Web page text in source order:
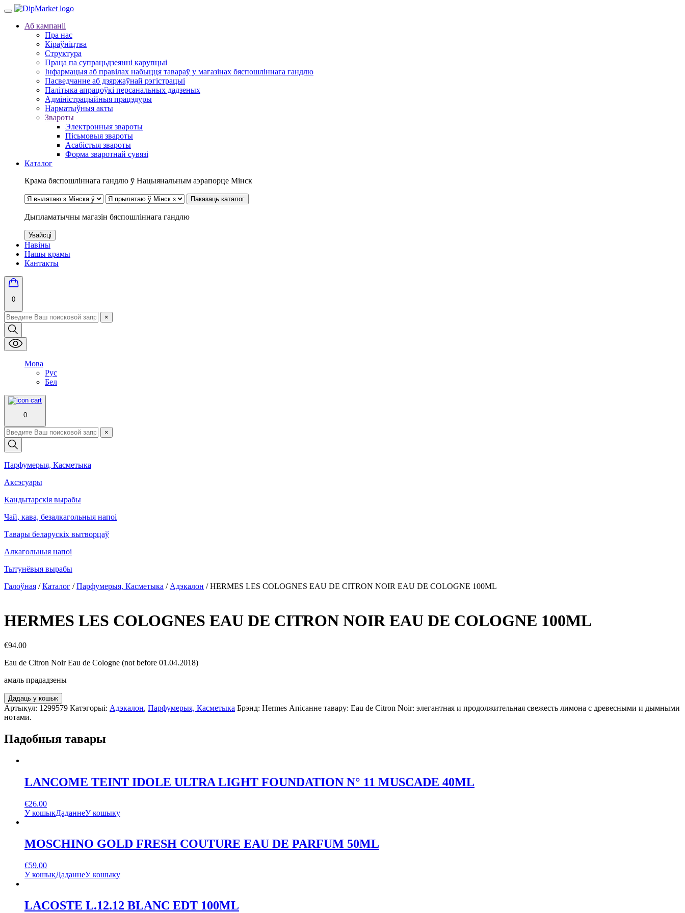
Аб кампаніі
Пра нас
Кіраўніцтва
Структура
Праца па супрацьдзеянні карупцыі
Інфармацыя аб правілах набыцця тавараў у магазінах бяспошліннага гандлю
Пасведчанне аб дзяржаўнай рэгістрацыі
Палітыка апрацоўкі персанальных дадзеных
Адміністрацыйныя працэдуры
Нарматыўныя акты
Звароты
Электронныя звароты
Пісьмовыя звароты
Асабістыя звароты
Форма зваротнай сувязі
Каталог
Крама бяспошліннага гандлю ў Нацыянальным аэрапорце Мінск
Паказаць каталог
Дыпламатычны магазін бяспошліннага гандлю
Увайсці
Навіны
Нашы крамы
Кантакты
0
×
Мова
Рус
Бел
0
×
Парфумерыя, Касметыка
Аксэсуары
Кандытарскія вырабы
Чай, кава, безалкагольныя напоі
Тавары беларускіх вытворцаў
Алкагольныя напоі
Тытунёвыя вырабы
Галоўная /Каталог /Парфумерыя, Касметыка / Адэкалон /HERMES LES COLOGNES EAU DE CITRON NOIR EAU DE COLOGNE 100ML
HERMES LES COLOGNES EAU DE CITRON NOIR EAU DE COLOGNE 100ML
€94.00
Eau de Citron Noir Eau de Cologne (not before 01.04.2018)
амаль прададзены
Дадаць у кошык
Артыкул: 1299579 Катэгорыі: Адэкалон, Парфумерыя, Касметыка Брэнд: Hermes Апісанне тавару: Eau de Citron Noir: элегантная и продолжительная свежесть лимона с древесными и дымными
нотами.
Падобныя тавары
LANCOME TEINT IDOLE ULTRA LIGHT FOUNDATION N° 11 MUSCADE 40ML
€26.00
У кошыкДаданнеУ кошыку
MOSCHINO GOLD FRESH COUTURE EAU DE PARFUM 50ML
€59.00
У кошыкДаданнеУ кошыку
LACOSTE L.12.12 BLANC EDT 100ML